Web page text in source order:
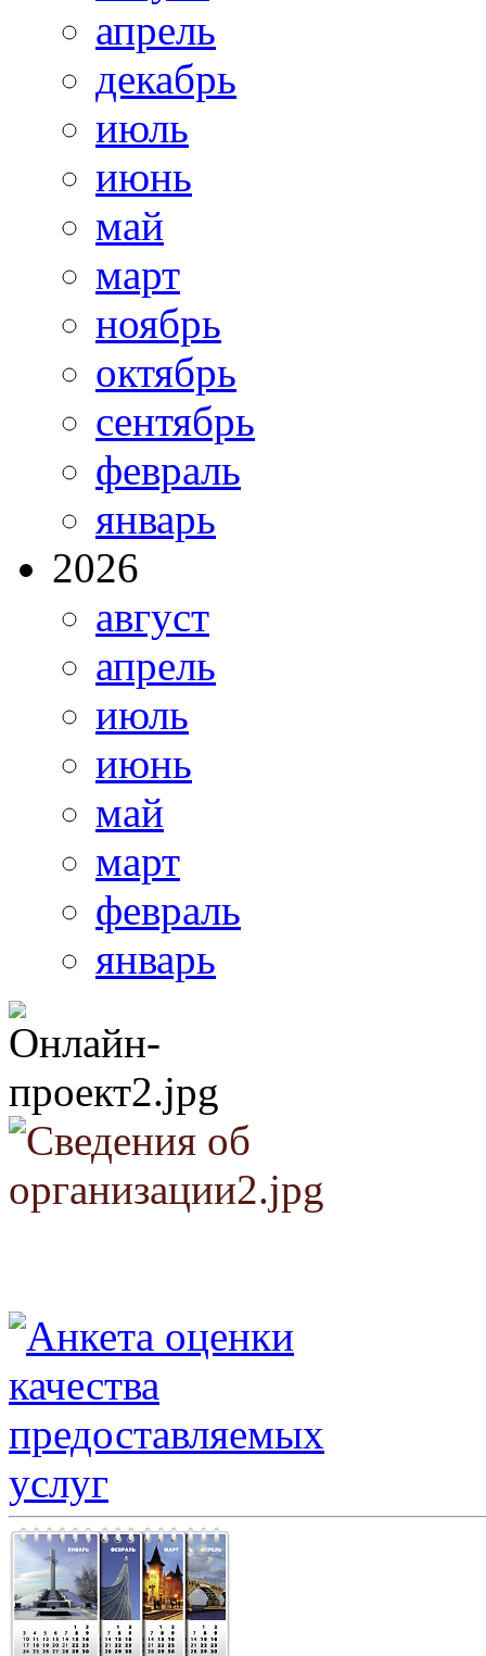
апрель
декабрь
июль
июнь
май
март
ноябрь
октябрь
сентябрь
февраль
январь
2026
август
апрель
июль
июнь
май
март
февраль
январь